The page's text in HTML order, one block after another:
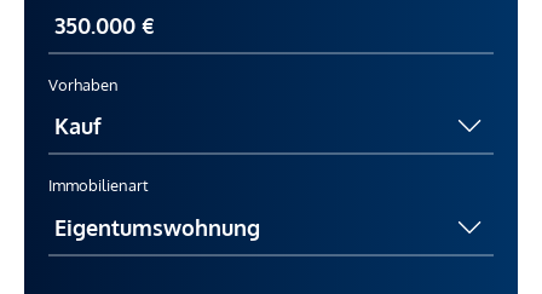
Vorhaben
Immobilienart